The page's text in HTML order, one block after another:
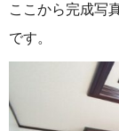
ここから完成写
です。